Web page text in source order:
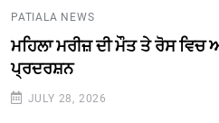
PATIALA NEWS
ਮਹਿਲਾ ਮਰੀਜ਼ ਦੀ ਮੌਤ ਤੇ ਰੋਸ ਵਿਚ
ਪ੍ਰਦਰਸ਼ਨ
JULY 28, 2026